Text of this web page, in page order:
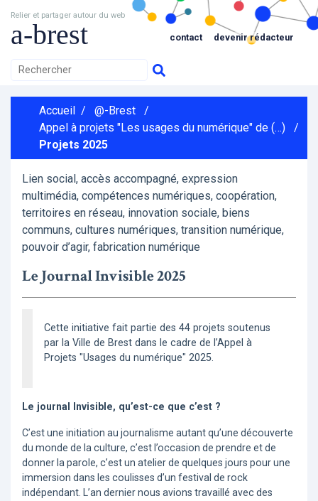
Relier et partager autour du web
a-brest contact devenir rédacteur
Accueil / @-Brest
/
Appel à projets "Les usages du numérique" de (…)
/
Projets 2025
Lien social, accès accompagné, expression
multimédia, compétences numériques, coopération,
territoires en réseau, innovation sociale, biens
communs, cultures numériques, transition numérique,
pouvoir d’agir, fabrication numérique
Le Journal Invisible 2025
Cette initiative fait partie des 44 projets soutenus
par la Ville de Brest dans le cadre de l’Appel à
Projets "Usages du numérique" 2025.
Le journal Invisible, qu’est-ce que c’est ?
C’est une initiation au journalisme autant qu’une découverte
du monde de la culture, c’est l’occasion de prendre et de
donner la parole, c’est un atelier de quelques jours pour une
immersion dans les coulisses d’un festival de rock
indépendant. L’an dernier nous avions travaillé avec des